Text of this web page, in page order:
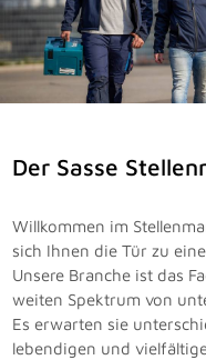
Der Sasse
Willkommen im
sich Ihnen die Tür zu
Unsere Branche ist das
weiten Spektrum von
Es erwarten sie
lebendigen und